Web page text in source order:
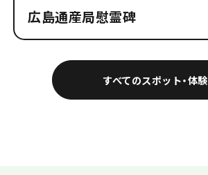
すべてのスポット・体験
広島通産局慰霊碑